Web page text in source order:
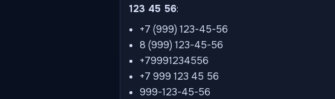
123 45 56:
+7 (999) 123-45-56
8 (999) 123-45-56
+79991234556
+7 999 123 45 56
999-123-45-56